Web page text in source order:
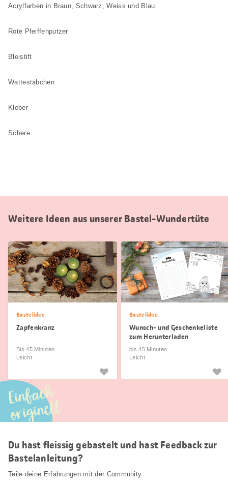
Acrylfarben in Braun, Schwarz, Weiss und Blau
Rote Pfeiffenputzer
Bleistift
Wattestäbchen
Kleber
Schere
Weitere Ideen aus unserer Bastel-Wundertüte
Bastelidee
Zapfenkranz
Bis 45 Minuten
Leicht
Bastelidee
Wunsch- und Geschenkeliste
zum Herunterladen
bis 45 Minuten
Leicht
Einfach
originell
Du hast fleissig gebastelt und hast Feedback zur
Bastelanleitung?
Teile deine Erfahrungen mit der Community.